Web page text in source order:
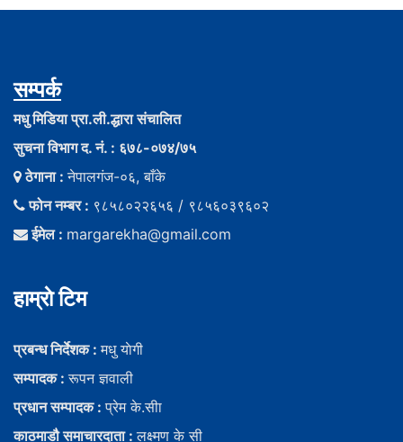
सम्पर्क
मधु मिडिया प्रा.ली.द्धारा संचालित
सुचना विभाग द. नं. : ६७८-०७४/७५
ठेगाना :नेपालगंज-०६, बाँके
फोन नम्बर : ९८५८०२२६५६ / ९८५६०३९६०२
ईमेल : margarekha@gmail.com
हाम्राे टिम
प्रबन्ध निर्देशक :मधु याेगी
सम्पादक :रूपन ज्ञवाली
प्रधान सम्पादक :प्रेम के.सीा
काठमाडौ समाचारदाता :लक्ष्मण के सी